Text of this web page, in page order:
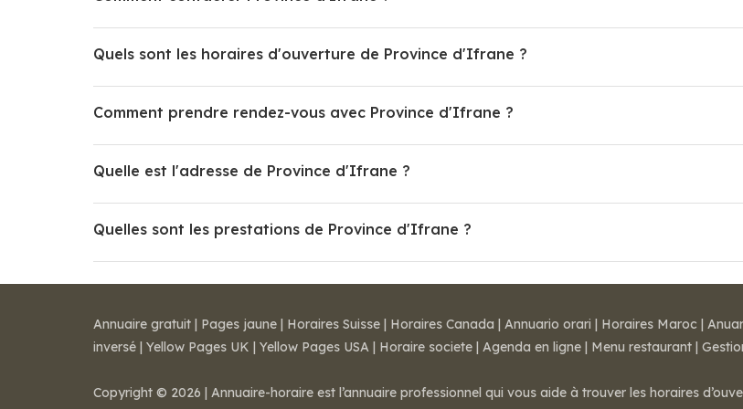
Quels sont les horaires d'ouverture de Province d'Ifrane ?
Comment prendre rendez-vous avec Province d'Ifrane ?
Quelle est l'adresse de Province d'Ifrane ?
Quelles sont les prestations de Province d'Ifrane ?
Annuaire gratuit | Pages jaune | Horaires Suisse | Horaires Canada | Annuario orari | Horaires Maroc |
inversé | Yellow Pages UK | Yellow Pages USA | Horaire societe | Agenda en ligne | Menu restaurant |
Copyright © 2026 | Annuaire-horaire est l’annuaire professionnel qui vous aide à trouver les horaires